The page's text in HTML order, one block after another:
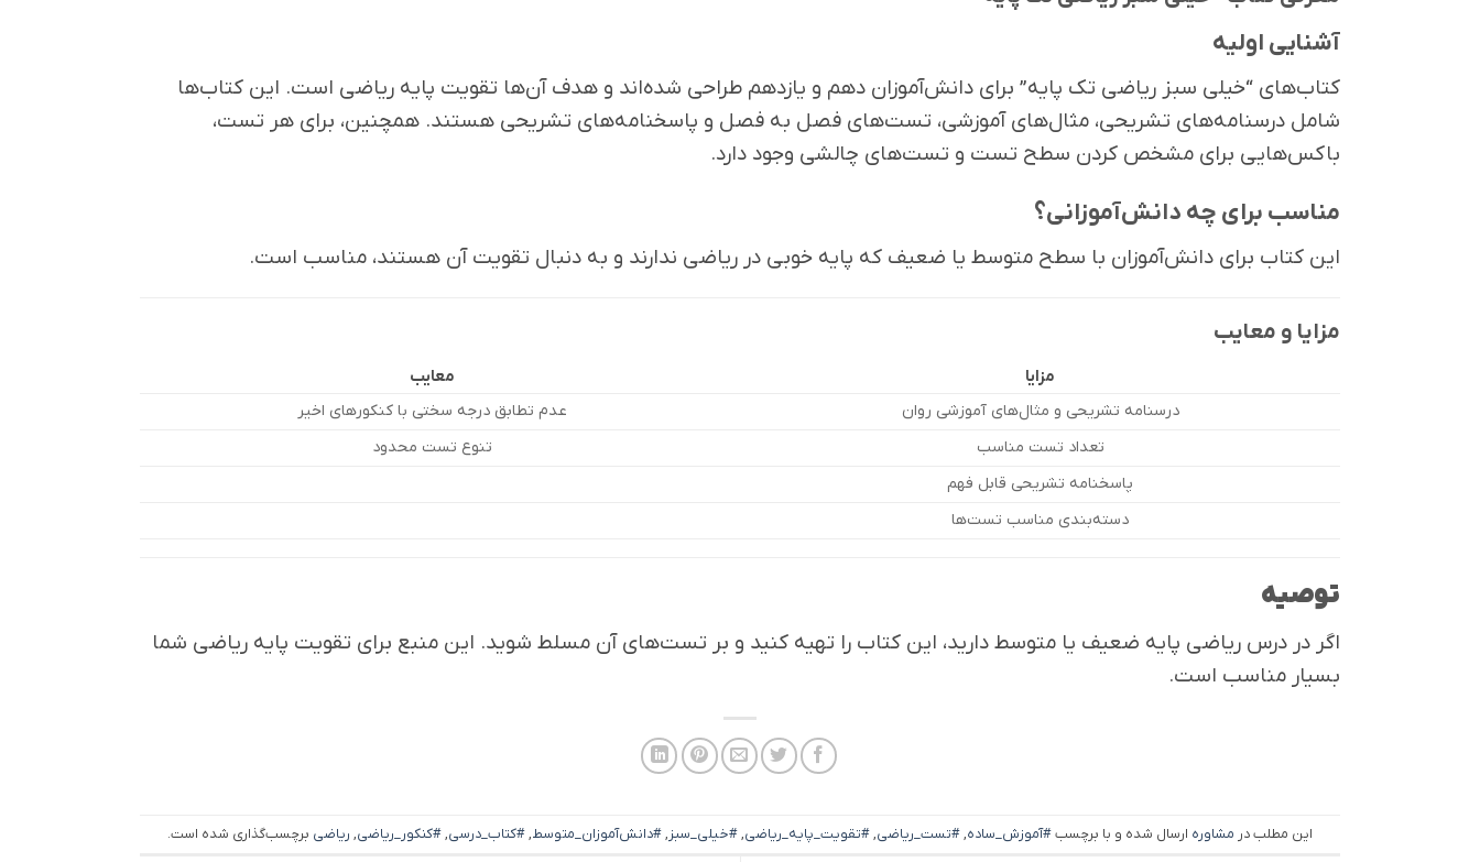
آشنایی اولیه
کتاب‌های “خیلی سبز ریاضی تک پایه” برای دانش‌آموزان دهم و یازدهم طراحی شده‌اند و هدف آن‌ها تقویت پایه ریاضی است. این کتاب‌ها
شامل درسنامه‌های تشریحی، مثال‌های آموزشی، تست‌های فصل به فصل و پاسخنامه‌های تشریحی هستند. همچنین، برای هر تست،
باکس‌هایی برای مشخص کردن سطح تست و تست‌های چالشی وجود دارد.
مناسب برای چه دانش‌آموزانی؟
این کتاب برای دانش‌آموزان با سطح متوسط یا ضعیف که پایه خوبی در ریاضی ندارند و به دنبال تقویت آن هستند، مناسب است.
مزایا و معایب
مزایا
معایب
درسنامه تشریحی و مثال‌های آموزشی روان
عدم تطابق درجه سختی با کنکورهای اخیر
تعداد تست مناسب
تنوع تست محدود
پاسخنامه تشریحی قابل فهم
دسته‌بندی مناسب تست‌ها
توصیه
اگر در درس ریاضی پایه ضعیف یا متوسط دارید، این کتاب را تهیه کنید و بر تست‌های آن مسلط شوید. این منبع برای تقویت پایه ریاضی شما
بسیار مناسب است.
این مطلب در مشاوره ارسال شده و با برچسب#آموزش_ساده,#تست_ریاضی,#تقویت_پایه_ریاضی,#خیلی_سبز,#دانش‌آموزان_متوسط,#کتاب_درسی,#کنکور_ریاضی, ریاضی برچسب‌گذاری شده است.